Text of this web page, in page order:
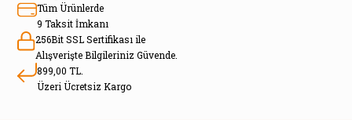
Tüm Ürünlerde
9 Taksit İmkanı
256Bit SSL Sertifikası ile
Alışverişte Bilgileriniz Güvende.
899,00 TL.
Üzeri Ücretsiz Kargo